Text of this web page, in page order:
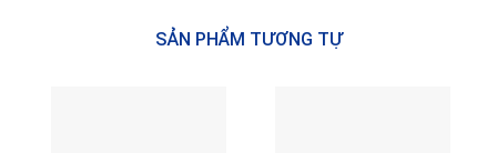
SẢN PHẨM TƯƠNG TỰ